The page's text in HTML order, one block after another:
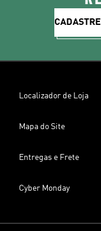
Localizador de Loja
Mapa do Site
Entregas e Frete
Cyber Monday